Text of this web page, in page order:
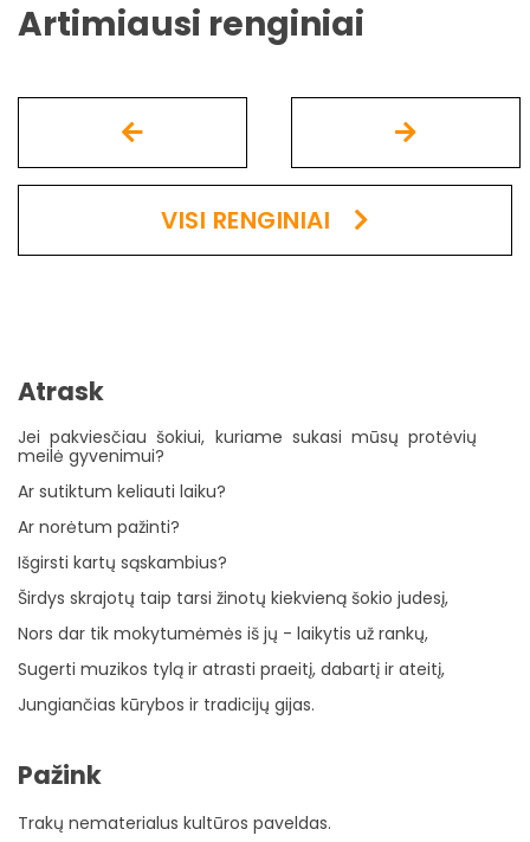
Artimiausi renginiai
VISI RENGINIAI
Atrask
Jei pakviesčiau šokiui, kuriame sukasi mūsų protėvių
meilė gyvenimui?
Ar sutiktum keliauti laiku?
Ar norėtum pažinti?
Išgirsti kartų sąskambius?
Širdys skrajotų taip tarsi žinotų kiekvieną šokio judesį,
Nors dar tik mokytumėmės iš jų - laikytis už rankų,
Sugerti muzikos tylą ir atrasti praeitį, dabartį ir ateitį,
Jungiančias kūrybos ir tradicijų gijas.
Pažink
Trakų nematerialus kultūros paveldas.